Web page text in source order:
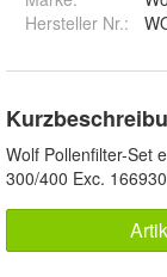
Hersteller Nr.:
Wolf Pollenfilter-Set
300/400 Exc.